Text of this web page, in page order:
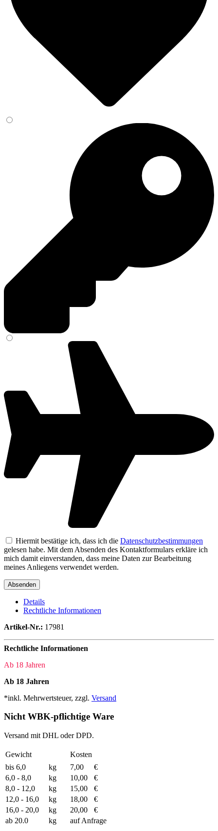
Hiermit bestätige ich, dass ich die Datenschutzbestimmungen
gelesen habe. Mit dem Absenden des Kontaktformulars erkläre ich
mich damit einverstanden, dass meine Daten zur Bearbeitung
meines Anliegens verwendet werden.
Details
Rechtliche Informationen
Artikel-Nr.: 17981
Rechtliche Informationen
Ab 18 Jahren
Ab 18 Jahren
*inkl. Mehrwertsteuer, zzgl. Versand
Nicht WBK-pflichtige Ware
Versand mit DHL oder DPD.
Gewicht
Kosten
bis 6,0
kg 7,00
€
6,0 - 8,0
kg 10,00
€
8,0 - 12,0
kg 15,00
€
12,0 - 16,0
kg 18,00
€
16,0 - 20,0
kg 20,00
€
ab 20.0
kg auf Anfrage